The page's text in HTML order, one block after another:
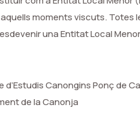
moments viscuts. Totes
una Entitat Local
Canongins Ponç de
de la Canonja